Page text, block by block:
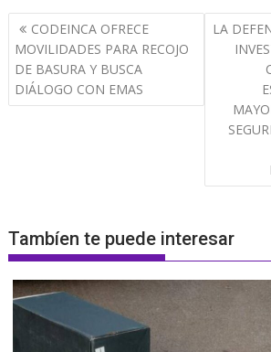
Navegación
de
entradas
CODEINCA OFRECE
MOVILIDADES PARA RECOJO
DE BASURA Y BUSCA
DIÁLOGO CON EMAS
LA
Tambíen te puede interesar